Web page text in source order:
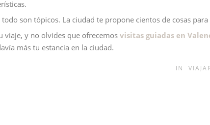
todo son tópicos. La ciudad te propone cientos de cosas
viaje, y no olvides que ofrecemos visitas guiadas en
más tu estancia en la ciudad.
IN